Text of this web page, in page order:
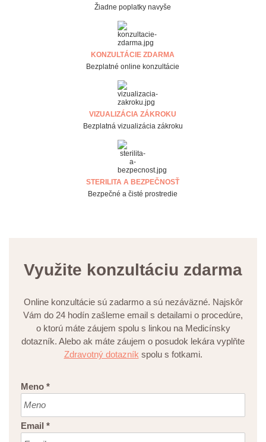
Žiadne poplatky navyše
KONZULTÁCIE ZDARMA
Bezplatné online konzultácie
VIZUALIZÁCIA ZÁKROKU
Bezplatná vizualizácia zákroku
STERILITA A BEZPEČNOSŤ
Bezpečné a čisté prostredie
Využite konzultáciu zdarma
Online konzultácie sú zadarmo a sú nezáväzné. Najskôr
Vám do 24 hodín zašleme email s detailami o procedúre,
o ktorú máte záujem spolu s linkou na Medicínsky
dotazník. Alebo ak máte záujem o posudok lekára vyplňte
Zdravotný dotazník spolu s fotkami.
Meno *
Email *